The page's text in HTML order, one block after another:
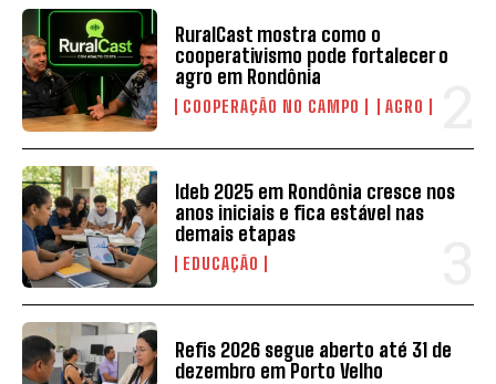
RuralCast mostra como o
cooperativismo pode fortalecer o
agro em Rondônia
COOPERAÇÃO NO CAMPO AGRO
Ideb 2025 em Rondônia cresce nos
anos iniciais e fica estável nas
demais etapas
EDUCAÇÃO
Refis 2026 segue aberto até 31 de
dezembro em Porto Velho